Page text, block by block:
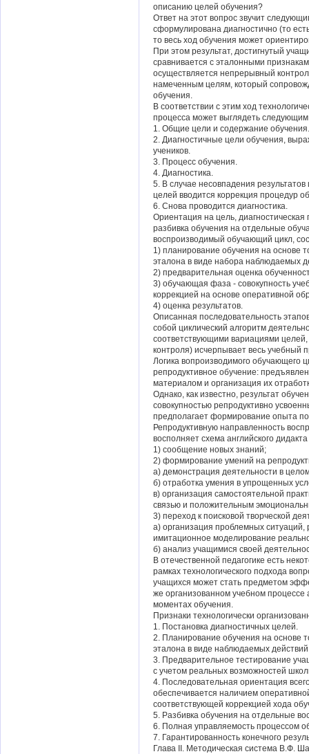
описанию целей обучения?
Ответ на этот вопрос звучит
сформулирована диагностично (то
то весь ход обучения может
При этом результат, достигнутый
сравнивается с эталонными
осуществляется непрерывный
намеченным целям, который
обучения.
В соответствии с этим ход
процесса может выглядеть
1. Общие цели и содержание обучения.
2. Диагностичные цели обучения,
учеников.
3. Процесс обучения.
4. Диагностика.
5. В случае несовпадения
целей вводится коррекция процедур
6. Снова проводится диагностика.
Ориентация на цель, диагностическая
разбивка обучения на отдельные
воспроизводимый обучающий цикл,
1) планирование обучения на основе
эталона в виде набора наблюдаемых
2) предварительная оценка
3) обучающая фаза - совокупность
коррекцией на основе оперативной
4) оценка результатов.
Описанная последовательность
собой циклический алгоритм
соответствующими вариациями
контроля) исчерпывает весь учебный
Логика вопроизводимого обучающего
репродуктивное обучение:
материалом и организация их
Однако, как известно, результат
совокупностью репродуктивно
предполагает формирование опыта
Репродуктивную направленность
восполняет схема английского
1) сообщение новых знаний;
2) формирование умений на
а) демонстрация деятельности в
б) отработка умения в упрощенных
в) организация самостоятельной
связью и положительным
3) переход к поисковой творческой
а) организация проблемных
имитационное моделирование
б) анализ учащимися своей
В отечественной педагогике есть
рамках технологического подхода
учащихся может стать предметом
же организованном учебном
моментах обучения.
Признаки технологически
1. Постановка диагностичных целей.
2. Планирование обучения на основе
эталона в виде наблюдаемых
3. Предварительное тестирование
с учетом реальных возможностей
4. Последовательная ориентация
обеспечивается наличием
соответствующей коррекцией хода
5. Разбивка обучения на отдельные
6. Полная управляемость процессом
7. Гарантированность конечного
Глава II. Методическая система В.Ф.